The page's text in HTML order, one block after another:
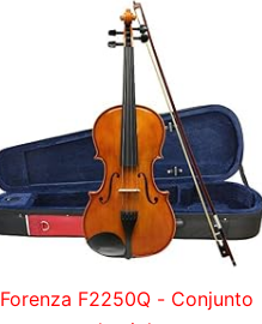
Forenza F2250Q - Conjunto